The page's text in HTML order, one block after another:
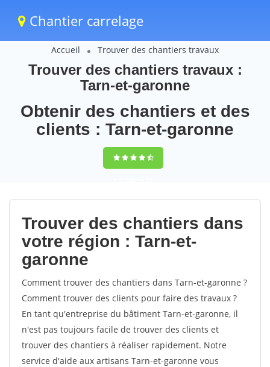
Chantier carrelage
Accueil Trouver des chantiers travaux
Trouver des chantiers travaux :
Tarn-et-garonne
Obtenir des chantiers et des
clients : Tarn-et-garonne
9,5(100%)81
votes
Trouver des chantiers dans
votre région : Tarn-et-
garonne
Comment trouver des chantiers dans Tarn-et-garonne ?
Comment trouver des clients pour faire des travaux ?
En tant qu'entreprise du bâtiment Tarn-et-garonne, il
n'est pas toujours facile de trouver des clients et
trouver des chantiers à réaliser rapidement. Notre
service d'aide aux artisans Tarn-et-garonne vous